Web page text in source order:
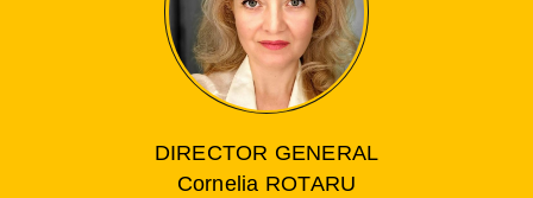
DIRECTOR GENERAL
Cornelia ROTARU